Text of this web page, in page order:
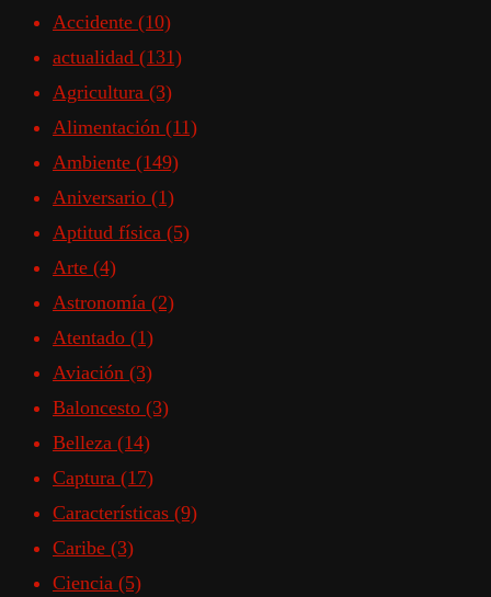
Accidente (10)
actualidad (131)
Agricultura (3)
Alimentación (11)
Ambiente (149)
Aniversario (1)
Aptitud física (5)
Arte (4)
Astronomía (2)
Atentado (1)
Aviación (3)
Baloncesto (3)
Belleza (14)
Captura (17)
Características (9)
Caribe (3)
Ciencia (5)